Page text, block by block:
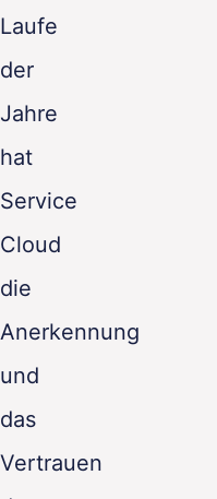
Laufe
der
Jahre
hat
Service
Cloud
die
Anerkennung
und
das
Vertrauen